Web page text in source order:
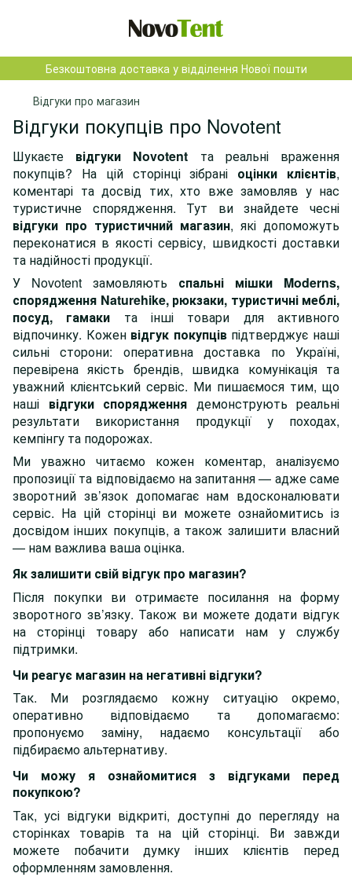
Безкоштовна доставка у відділення Нової пошти
Відгуки про магазин
Відгуки покупців про Novotent
Шукаєте відгуки Novotent та реальні враження
покупців? На цій сторінці зібрані оцінки клієнтів,
коментарі та досвід тих, хто вже замовляв у нас
туристичне спорядження. Тут ви знайдете чесні
відгуки про туристичний магазин, які допоможуть
переконатися в якості сервісу, швидкості доставки
та надійності продукції.
У Novotent замовляють спальні мішки Moderns,
спорядження Naturehike, рюкзаки, туристичні меблі,
посуд, гамаки та інші товари для активного
відпочинку. Кожен відгук покупцівпідтверджує наші
сильні сторони: оперативна доставка по Україні,
перевірена якість брендів, швидка комунікація та
уважний клієнтський сервіс. Ми пишаємося тим, що
наші відгуки спорядження демонструють реальні
результати використання продукції у походах,
кемпінгу та подорожах.
Ми уважно читаємо кожен коментар, аналізуємо
пропозиції та відповідаємо на запитання — адже саме
зворотний зв’язок допомагає нам вдосконалювати
сервіс. На цій сторінці ви можете ознайомитись із
досвідом інших покупців, а також залишити власний
— нам важлива ваша оцінка.
Як залишити свій відгук про магазин?
Після покупки ви отримаєте посилання на форму
зворотного зв’язку. Також ви можете додати відгук
на сторінці товару або написати нам у службу
підтримки.
Чи реагує магазин на негативні відгуки?
Так. Ми розглядаємо кожну ситуацію окремо,
оперативно відповідаємо та допомагаємо:
пропонуємо заміну, надаємо консультації або
підбираємо альтернативу.
Чи можу я ознайомитися з відгуками перед
покупкою?
Так, усі відгуки відкриті, доступні до перегляду на
сторінках товарів та на цій сторінці. Ви завжди
можете побачити думку інших клієнтів перед
оформленням замовлення.